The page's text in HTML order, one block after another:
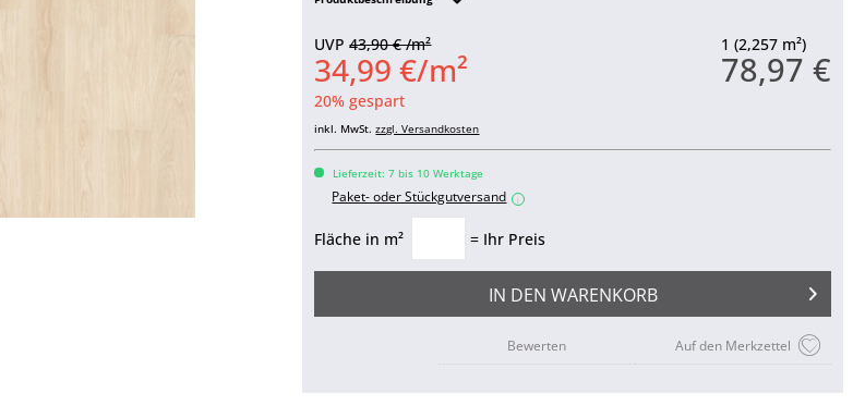
1 (2,257 m²)
78,97 €
UVP43,90 € /m²
34,99 €/m²
20% gespart
inkl. MwSt.zzgl. Versandkosten
Lieferzeit: 7 bis 10 Werktage
Paket- oder Stückgutversand i
Fläche in m² = Ihr Preis
IN DEN WARENKORB
Auf den Merkzettel
Bewerten